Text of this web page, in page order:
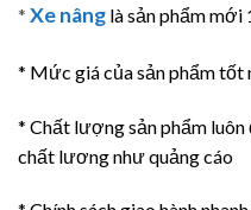
* Xe nâng là sản phẩm mới
* Mức giá của sản phẩm
* Chất lượng sản phẩm
chất lương như quảng cáo